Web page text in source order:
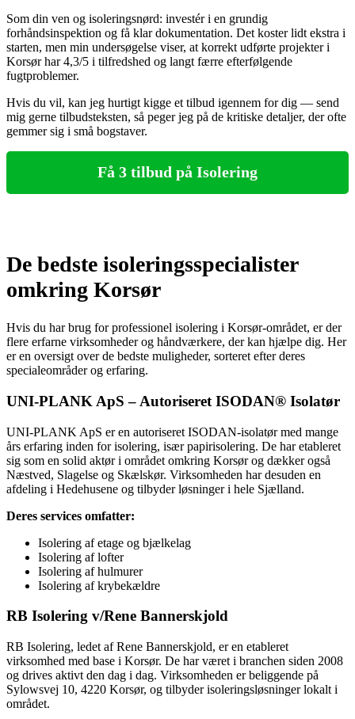
Som din ven og isoleringsnørd: investér i en grundig
forhåndsinspektion og få klar dokumentation. Det koster lidt ekstra i
starten, men min undersøgelse viser, at korrekt udførte projekter i
Korsør har 4,3/5 i tilfredshed og langt færre efterfølgende
fugtproblemer.
Hvis du vil, kan jeg hurtigt kigge et tilbud igennem for dig — send
mig gerne tilbudsteksten, så peger jeg på de kritiske detaljer, der ofte
gemmer sig i små bogstaver.
Få 3 tilbud på Isolering
De bedste isoleringsspecialister
omkring Korsør
Hvis du har brug for professionel isolering i Korsør-området, er der
flere erfarne virksomheder og håndværkere, der kan hjælpe dig. Her
er en oversigt over de bedste muligheder, sorteret efter deres
specialeområder og erfaring.
UNI-PLANK ApS – Autoriseret ISODAN® Isolatør
UNI-PLANK ApS er en autoriseret ISODAN-isolatør med mange
års erfaring inden for isolering, især papirisolering. De har etableret
sig som en solid aktør i området omkring Korsør og dækker også
Næstved, Slagelse og Skælskør. Virksomheden har desuden en
afdeling i Hedehusene og tilbyder løsninger i hele Sjælland.
Deres services omfatter:
Isolering af etage og bjælkelag
Isolering af lofter
Isolering af hulmurer
Isolering af krybekældre
RB Isolering v/Rene Bannerskjold
RB Isolering, ledet af Rene Bannerskjold, er en etableret
virksomhed med base i Korsør. De har været i branchen siden 2008
og drives aktivt den dag i dag. Virksomheden er beliggende på
Sylowsvej 10, 4220 Korsør, og tilbyder isoleringsløsninger lokalt i
området.